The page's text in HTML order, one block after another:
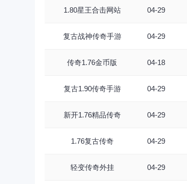
1.80星王合击网站 04-29
复古战神传奇手游 04-29
传奇1.76金币版 04-18
复古1.90传奇手游 04-29
新开1.76精品传奇 04-29
1.76复古传奇 04-29
轻变传奇外挂 04-29